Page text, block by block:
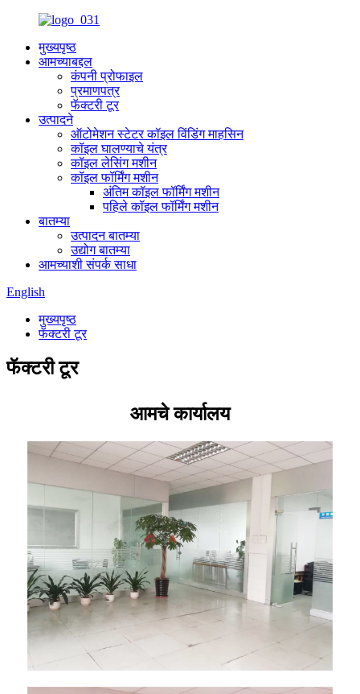
मुख्यपृष्ठ
आमच्याबद्दल
कंपनी प्रोफाइल
प्रमाणपत्र
फॅक्टरी टूर
उत्पादने
ऑटोमेशन स्टेटर कॉइल विंडिंग माहसिन
कॉइल घालण्याचे यंत्र
कॉइल लेसिंग मशीन
कॉइल फॉर्मिंग मशीन
अंतिम कॉइल फॉर्मिंग मशीन
पहिले कॉइल फॉर्मिंग मशीन
बातम्या
उत्पादन बातम्या
उद्योग बातम्या
आमच्याशी संपर्क साधा
English
मुख्यपृष्ठ
फॅक्टरी टूर
फॅक्टरी टूर
आमचे कार्यालय